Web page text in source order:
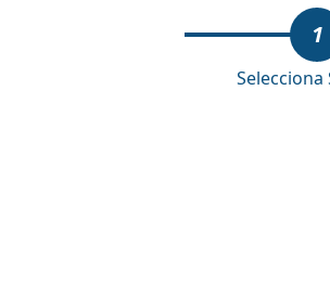
1
Selecciona